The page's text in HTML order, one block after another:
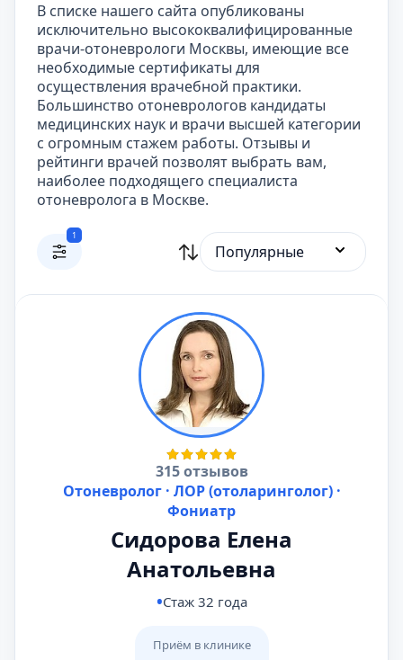
В списке нашего сайта опубликованы
исключительно высококвалифицированные
врачи-отоневрологи Москвы, имеющие все
необходимые сертификаты для
осуществления врачебной практики.
Большинство отоневрологов кандидаты
медицинских наук и врачи высшей категории
с огромным стажем работы. Отзывы и
рейтинги врачей позволят выбрать вам,
наиболее подходящего специалиста
отоневролога в Москве.
1
Популярные
315 отзывов
Отоневролог · ЛОР (отоларинголог) ·
Фониатр
Сидорова Елена
Анатольевна
Стаж 32 года
Приём в клинике